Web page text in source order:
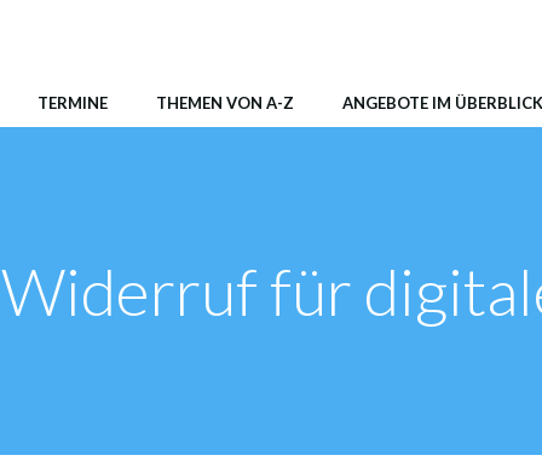
TERMINE THEMEN VON A-Z ANGEBOTE IM ÜBERBLICK
Widerruf für